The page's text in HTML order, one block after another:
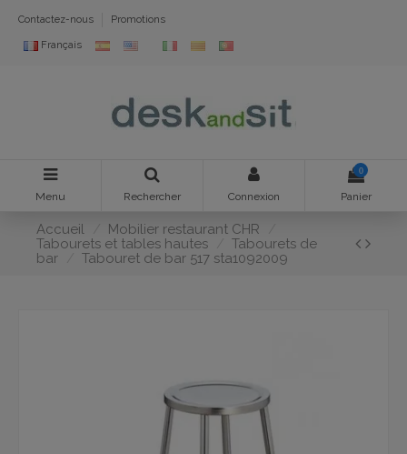
Contactez-nous Promotions
Français
Menu Rechercher Connexion
0
Panier
Accueil
Mobilier restaurant CHR
Tabourets et tables hautes
Tabourets de
bar
Tabouret de bar 517 sta1092009